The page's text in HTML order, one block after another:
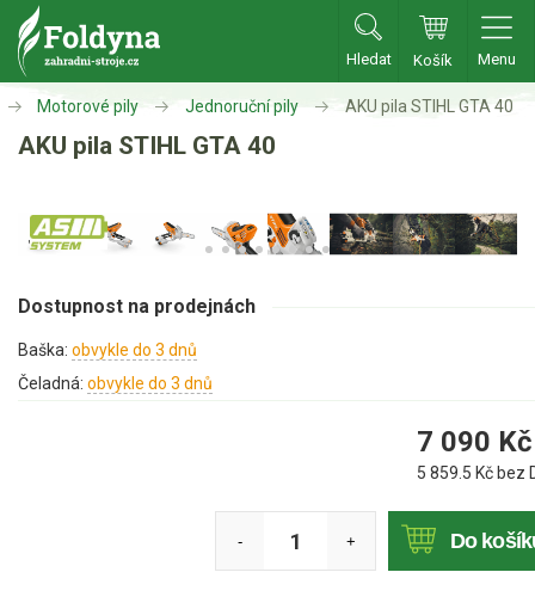
Hledat Košík Menu
Zahradní traktory
Zahradní traktory
Aku traktory
Sekačky
Motorové pily Jednoruční pily AKU pila STIHL GTA 40
AKU pila STIHL GTA 40
Dostupnost na prodejnách
Baška: obvykle do 3 dnů
Čeladná: obvykle do 3 dnů
7 090 Kč
5 859.5 Kč bez
- + Do